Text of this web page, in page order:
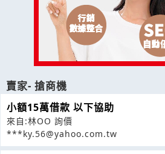
賣家- 搶商機
小額15萬借款 以下協助
來自:林OO 詢價
***ky.56@yahoo.com.tw